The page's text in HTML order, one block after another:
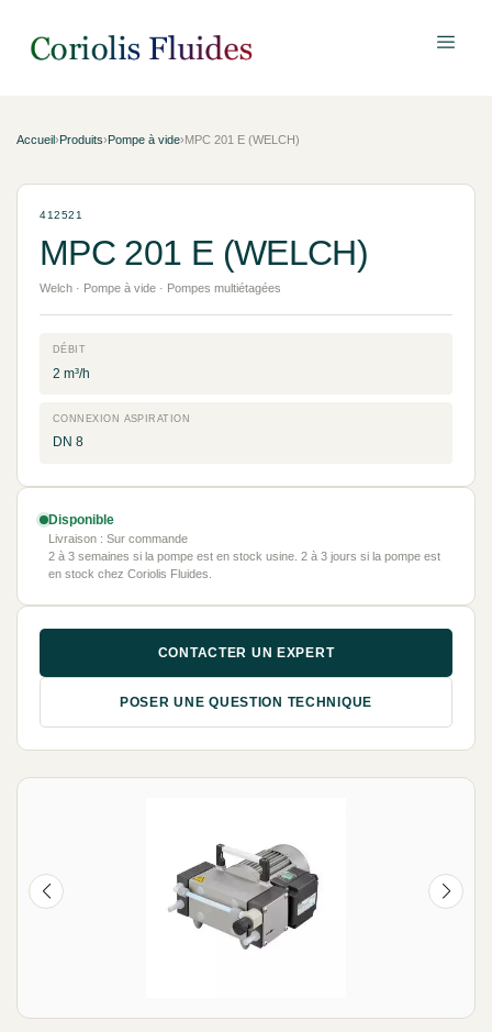
Accueil›Produits›Pompe à vide›MPC 201 E (WELCH)
412521
MPC 201 E (WELCH)
Welch · Pompe à vide · Pompes multiétagées
DÉBIT
2 m³/h
CONNEXION ASPIRATION
DN 8
Disponible
Livraison : Sur commande
2 à 3 semaines si la pompe est en stock usine. 2 à 3 jours si la pompe est
en stock chez Coriolis Fluides.
CONTACTER UN EXPERT
POSER UNE QUESTION TECHNIQUE